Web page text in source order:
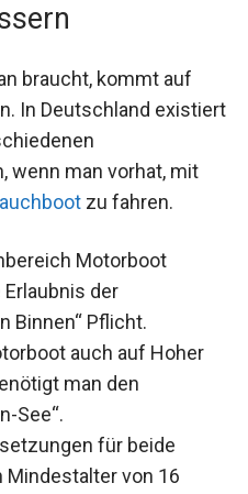
braucht, kommt auf
In Deutschland existiert
wenn man vorhat, mit
zu fahren.
Motorboot
der
Binnen“ Pflicht.
auch auf Hoher
man den
See“.
für beide
Mindestalter von 16